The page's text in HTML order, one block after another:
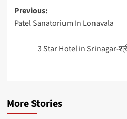
Previous:
Patel Sanatorium In Lonavala
3 Star Hotel in Srinagar-
More Stories